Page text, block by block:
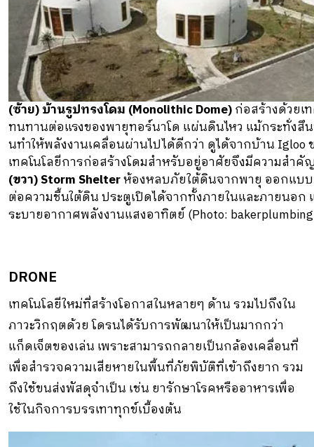
(ซ้าย) บ้านรูปทรงโดม (Monolithic Dome)ก่อสร้างด้วยเ
ทนทานต่อแรงของพายุทอร์นาโด แผ่นดินไหว แม้กระทั่งสึ
นทําให้พลังงานเคลื่อนผ่านไปได้ดีกว่า ดูได้จากบ้าน
เทคโนโลยีการก่อสร้างโดมสําหรับอยู่อาศัยจึงมีความสําคั
(ขวา) Storm Shelterห้องหลบภัยใต้ดินจากพายุ ออกแบ
ต่อความชื้นใต้ดิน ประตูเปิดได้จากทั้งภายในและภายนอ
ระบายอากาศพลังงานแสงอาทิตย์ (Photo:
DRONE
เทคโนโลยีใหม่ที่สร้างโอกาสในหลายๆ ด้าน รวมไปถึงใน
ภาวะวิกฤตด้วย โดรนได้รับการพัฒนาให้เป็นมากกว่า
แก็ดเจ็ตของเล่น เพราะสามารถกลายเป็นกล้องเคลื่อนที่
เพื่อสํารวจความเสียหายในพื้นที่ภัยพิบัติที่เข้าถึงยาก รวม
ถึงใช้ขนส่งพัสดุจำเป็น เช่น ยารักษาโรคหรืออาหารเพื่อ
ใช้ในกิจการบรรเทาทุกข์เบื้องต้น